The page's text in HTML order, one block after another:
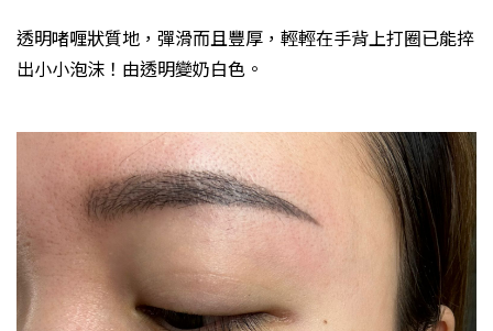
透明啫喱狀質地，彈滑而且豐厚，輕輕在手背上打圈已能捽
出小小泡沫！由透明變奶白色。